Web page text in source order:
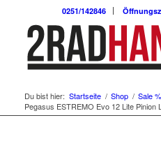
0251/142846
Du bist hier: Startseite / Shop / Sale %
Pegasus ESTREMO Evo 12 Lite Pinion